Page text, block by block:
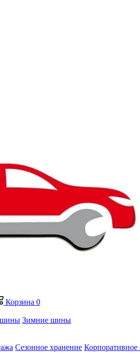
Корзина 0
шины Зимние шины
Сезонное хранение